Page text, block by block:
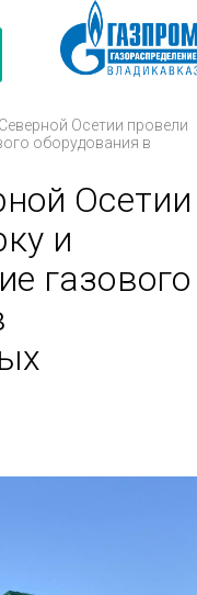
Осетии провели
оборудования в
Осетии
и
газового